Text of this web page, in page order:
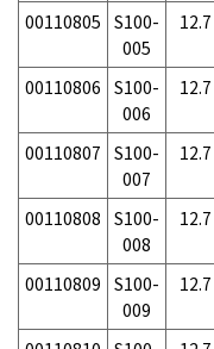
00110805 S100-
005
12.7
00110806 S100-
006
12.7
00110807 S100-
007
12.7
00110808 S100-
008
12.7
00110809 S100-
009
12.7